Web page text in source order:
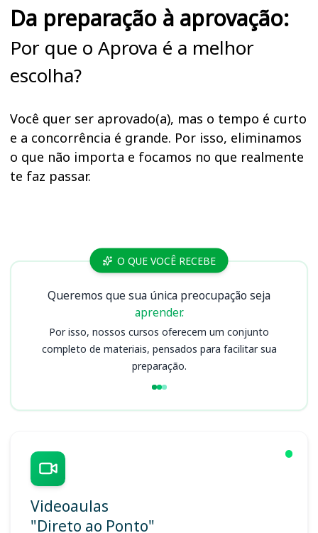
Da preparação à aprovação:
Por que o Aprova é a melhor
escolha?
Você quer ser aprovado(a), mas o tempo é curto
e a concorrência é grande. Por isso, eliminamos
o que não importa e focamos no que realmente
te faz passar.
Cursos O QUE VOCÊ RECEBE
Queremos que sua única preocupação seja
aprender.
Por isso, nossos cursos oferecem um conjunto
completo de materiais, pensados para facilitar sua
preparação.
Videoaulas
"Direto ao Ponto"